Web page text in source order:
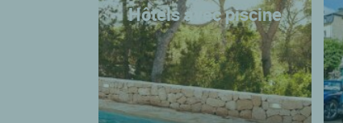
Hôtels avec piscine